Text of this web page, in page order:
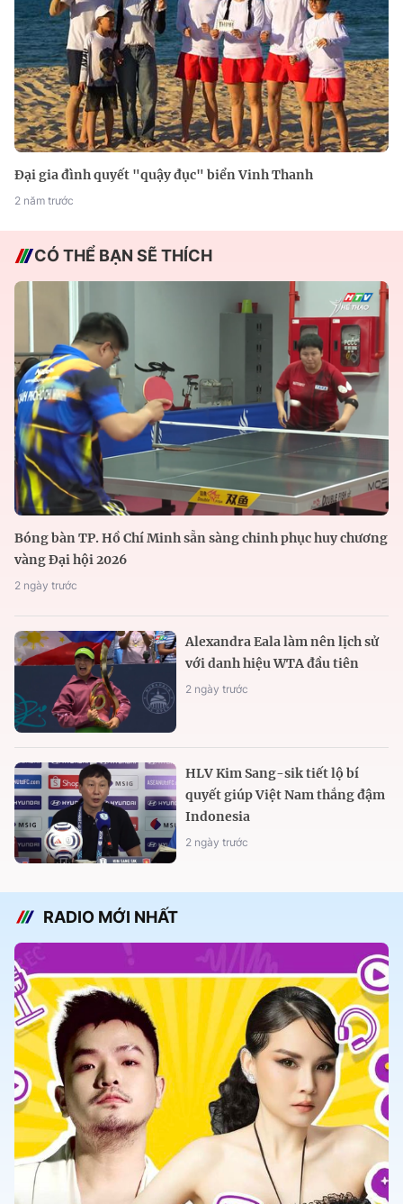
Đại gia đình quyết "quậy đục" biển Vinh Thanh
2 năm trước
CÓ THỂ BẠN SẼ THÍCH
Bóng bàn TP. Hồ Chí Minh sẵn sàng chinh phục huy chương
vàng Đại hội 2026
2 ngày trước
Alexandra Eala làm nên lịch sử
với danh hiệu WTA đầu tiên
2 ngày trước
HLV Kim Sang-sik tiết lộ bí
quyết giúp Việt Nam thắng đậm
Indonesia
2 ngày trước
RADIO MỚI NHẤT